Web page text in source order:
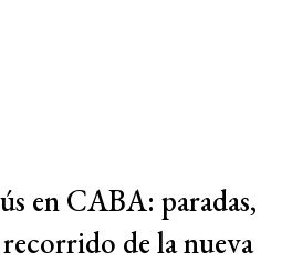
en CABA: paradas,
de la nueva